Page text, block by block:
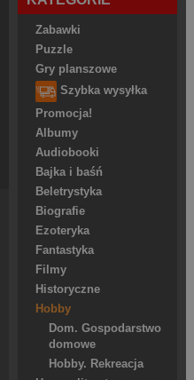
Zabawki
Puzzle
Gry planszowe
Szybka wysyłka
Promocja!
Albumy
Audiobooki
Bajka i baśń
Beletrystyka
Biografie
Ezoteryka
Fantastyka
Filmy
Historyczne
Hobby
Dom. Gospodarstwo
domowe
Hobby. Rekreacja